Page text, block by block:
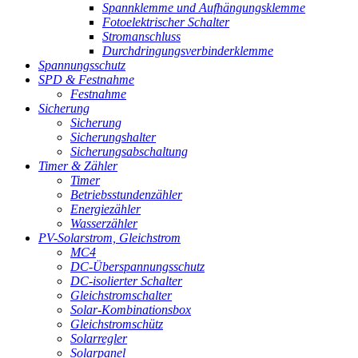
Spannklemme und Aufhängungsklemme
Fotoelektrischer Schalter
Stromanschluss
Durchdringungsverbinderklemme
Spannungsschutz
SPD & Festnahme
Festnahme
Sicherung
Sicherung
Sicherungshalter
Sicherungsabschaltung
Timer & Zähler
Timer
Betriebsstundenzähler
Energiezähler
Wasserzähler
PV-Solarstrom, Gleichstrom
MC4
DC-Überspannungsschutz
DC-isolierter Schalter
Gleichstromschalter
Solar-Kombinationsbox
Gleichstromschütz
Solarregler
Solarpanel